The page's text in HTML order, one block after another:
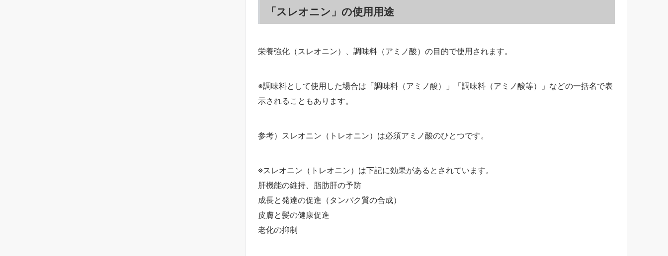
「スレオニン」の使用用途
栄養強化（スレオニン）、調味料（アミノ酸）の目的で使用されます。
※調味料として使用した場合は「調味料（アミノ酸）」「調味料（アミノ酸等）」などの一括名で表
示されることもあります。
参考）スレオニン（トレオニン）は必須アミノ酸のひとつです。
※スレオニン（トレオニン）は下記に効果があるとされています。
肝機能の維持、脂肪肝の予防
成長と発達の促進（タンパク質の合成）
皮膚と髪の健康促進
老化の抑制